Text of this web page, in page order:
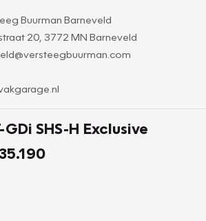
Buurman Barneveld
20, 3772 MN Barneveld
SHS-H Exclusive